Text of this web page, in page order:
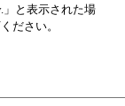
」と表示された場
ださい。